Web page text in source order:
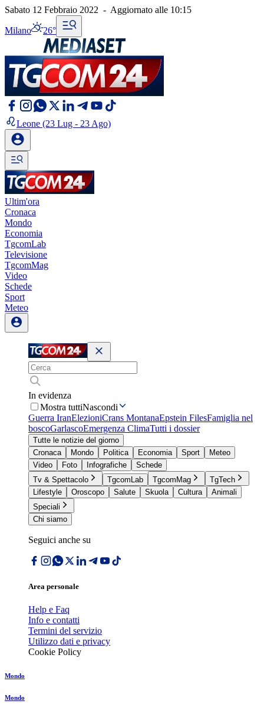
Sabato 12 Febbraio 2022 - Aggiornato alle 10:15
Milano 26°
Leone (23 Lug - 23 Ago)
Ultim'ora
Cronaca
Mondo
Economia
TgcomLab
Televisione
TgcomMag
Video
Schede
Sport
Meteo
In evidenza
Mostra tuttiNascondi
Guerra IranElezioniCrans MontanaEpstein FilesFamiglia nel
boscoGarlascoEmergenza ClimaTutti i dossier
Tutte le notizie del giorno
Cronaca
Mondo Politica Economia Sport
Meteo
Video
Foto Infografiche
Schede
Tv & Spettacolo
TgcomLab TgcomMag
TgTech
Lifestyle
Oroscopo Salute Skuola Cultura
Animali
Speciali
Chi siamo
Seguici anche su
Area personale
Help e Faq
Info e contatti
Termini del servizio
Utilizzo dati e privacy
Cookie Policy
Mondo
Mondo